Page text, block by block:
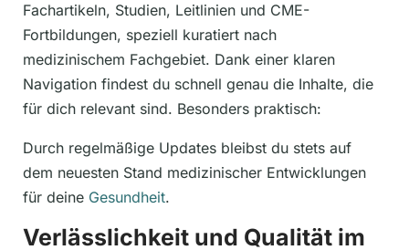
Fachartikeln, Studien, Leitlinien und CME-
Fortbildungen, speziell kuratiert nach
medizinischem Fachgebiet. Dank einer klaren
Navigation findest du schnell genau die Inhalte, die
für dich relevant sind. Besonders praktisch:
Durch regelmäßige Updates bleibst du stets auf
dem neuesten Stand medizinischer Entwicklungen
für deine Gesundheit.
Verlässlichkeit und Qualität im